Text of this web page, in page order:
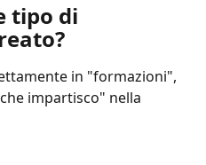
tipo di
in "formazioni",
impartisco" nella